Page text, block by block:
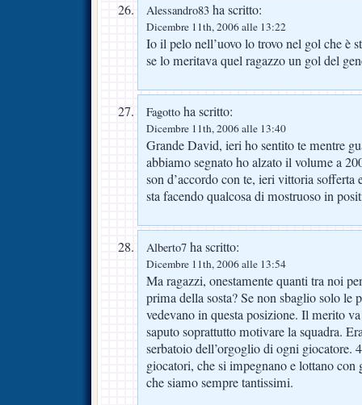
Alessandro83 ha scritto:
Dicembre 11th, 2006 alle 13:22
Io il pelo nell’uovo lo trovo nel gol che è
se lo meritava quel ragazzo un gol del
Fagotto ha scritto:
Dicembre 11th, 2006 alle 13:40
Grande David, ieri ho sentito te mentre
abbiamo segnato ho alzato il volume a
son d’accordo con te, ieri vittoria sofferta
sta facendo qualcosa di mostruoso in
Alberto7 ha scritto:
Dicembre 11th, 2006 alle 13:54
Ma ragazzi, onestamente quanti tra noi
prima della sosta? Se non sbaglio solo le
vedevano in questa posizione. Il merito
saputo soprattutto motivare la squadra.
serbatoio dell’orgoglio di ogni giocatore.
giocatori, che si impegnano e lottano
che siamo sempre tantissimi.